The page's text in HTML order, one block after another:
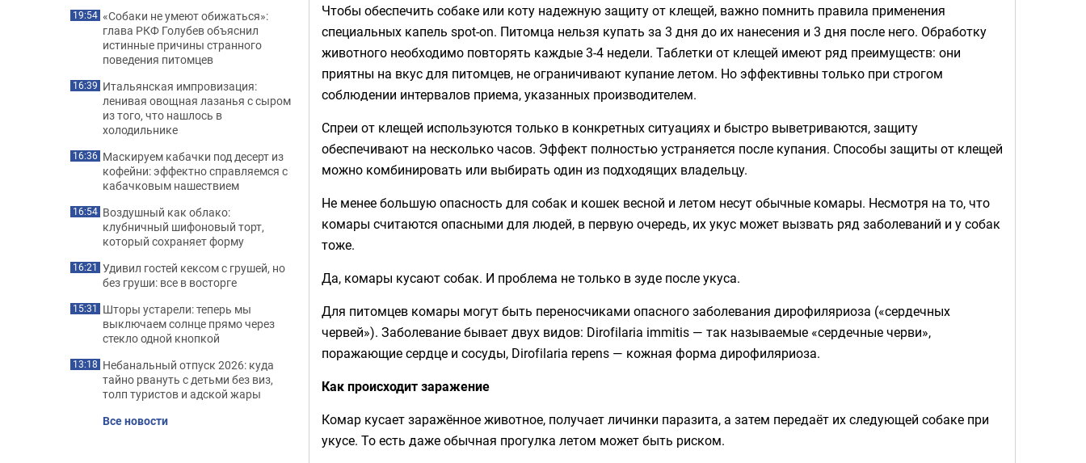
Чтобы обеспечить собаке или коту надежную защиту от клещей, важно помнить правила применения
специальных капель spot-on. Питомца нельзя купать за 3 дня до их нанесения и 3 дня после него. Обработку
животного необходимо повторять каждые 3-4 недели. Таблетки от клещей имеют ряд преимуществ: они
приятны на вкус для питомцев, не ограничивают купание летом. Но эффективны только при строгом
соблюдении интервалов приема, указанных производителем.
Спреи от клещей используются только в конкретных ситуациях и быстро выветриваются, защиту
обеспечивают на несколько часов. Эффект полностью устраняется после купания. Способы защиты от клещей
можно комбинировать или выбирать один из подходящих владельцу.
Не менее большую опасность для собак и кошек весной и летом несут обычные комары. Несмотря на то, что
комары считаются опасными для людей, в первую очередь, их укус может вызвать ряд заболеваний и у собак
тоже.
Да, комары кусают собак. И проблема не только в зуде после укуса.
Для питомцев комары могут быть переносчиками опасного заболевания дирофиляриоза («сердечных
червей»). Заболевание бывает двух видов: Dirofilaria immitis — так называемые «сердечные черви»,
поражающие сердце и сосуды, Dirofilaria repens — кожная форма дирофиляриоза.
Как происходит заражение
Комар кусает заражённое животное, получает личинки паразита, а затем передаёт их следующей собаке при
укусе. То есть даже обычная прогулка летом может быть риском.
19:54 «Собаки не умеют обижаться»:
глава РКФ Голубев объяснил
истинные причины странного
поведения питомцев
16:39 Итальянская импровизация:
ленивая овощная лазанья с сыром
из того, что нашлось в
холодильнике
16:36 Маскируем кабачки под десерт из
кофейни: эффектно справляемся с
кабачковым нашествием
16:54 Воздушный как облако:
клубничный шифоновый торт,
который сохраняет форму
16:21 Удивил гостей кексом с грушей, но
без груши: все в восторге
15:31 Шторы устарели: теперь мы
выключаем солнце прямо через
стекло одной кнопкой
13:18 Небанальный отпуск 2026: куда
тайно рвануть с детьми без виз,
толп туристов и адской жары
Все новости